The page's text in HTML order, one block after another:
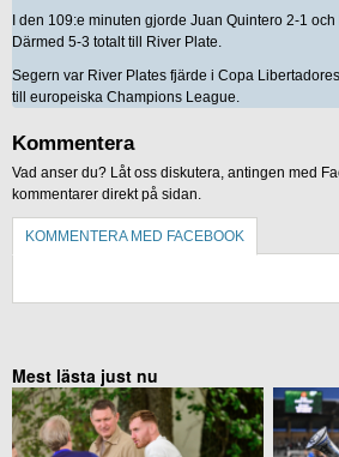
I den 109:e minuten gjorde Juan Quintero 2-1
Därmed 5-3 totalt till River Plate.
Segern var River Plates fjärde i Copa
till europeiska Champions League.
Kommentera
Vad anser du? Låt oss diskutera, antingen med
kommentarer direkt på sidan.
KOMMENTERA MED FACEBOOK
Mest lästa just nu